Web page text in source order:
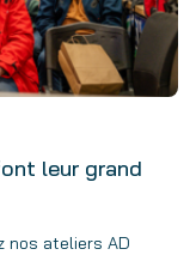
leur grand
nos ateliers AD